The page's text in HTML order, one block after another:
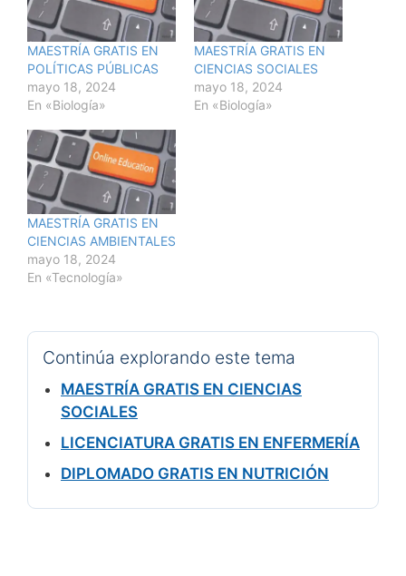
MAESTRÍA GRATIS EN
POLÍTICAS PÚBLICAS
mayo 18, 2024
En «Biología»
MAESTRÍA GRATIS EN
CIENCIAS SOCIALES
mayo 18, 2024
En «Biología»
MAESTRÍA GRATIS EN
CIENCIAS AMBIENTALES
mayo 18, 2024
En «Tecnología»
Continúa explorando este tema
MAESTRÍA GRATIS EN CIENCIAS
SOCIALES
LICENCIATURA GRATIS EN ENFERMERÍA
DIPLOMADO GRATIS EN NUTRICIÓN